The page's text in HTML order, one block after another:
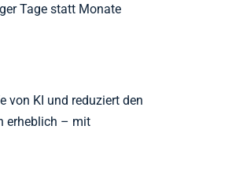
Tage statt Monate
von KI und reduziert den
erheblich – mit